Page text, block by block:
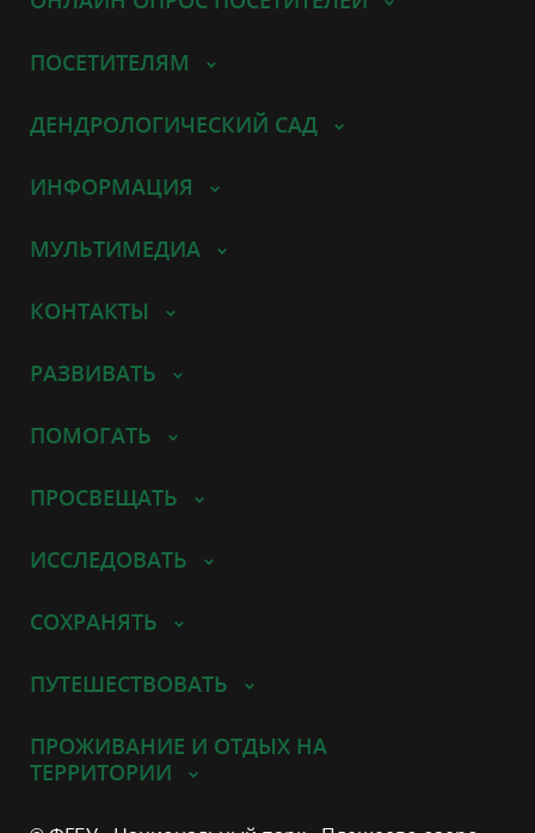
ПОСЕТИТЕЛЯМ
ДЕНДРОЛОГИЧЕСКИЙ САД
ИНФОРМАЦИЯ
МУЛЬТИМЕДИА
КОНТАКТЫ
РАЗВИВАТЬ
ПОМОГАТЬ
ПРОСВЕЩАТЬ
ИССЛЕДОВАТЬ
СОХРАНЯТЬ
ПУТЕШЕСТВОВАТЬ
ПРОЖИВАНИЕ И ОТДЫХ НА
ТЕРРИТОРИИ